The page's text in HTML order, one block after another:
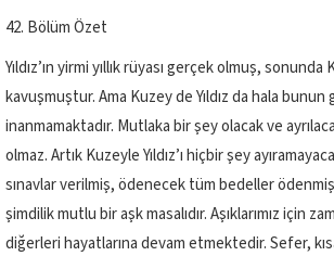
42. Bölüm Özet
Yıldız’ın yirmi yıllık rüyası gerçek olmuş, sonunda
kavuşmuştur. Ama Kuzey de Yıldız da hala
inanmamaktadır. Mutlaka bir şey olacak ve
olmaz. Artık Kuzeyle Yıldız’ı hiçbir şey
sınavlar verilmiş, ödenecek tüm bedeller
şimdilik mutlu bir aşk masalıdır. Aşıklarımız için
diğerleri hayatlarına devam etmektedir. Sefer,